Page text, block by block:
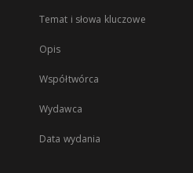
Temat i słowa kluczowe
Opis
Współtwórca
Wydawca
Data wydania